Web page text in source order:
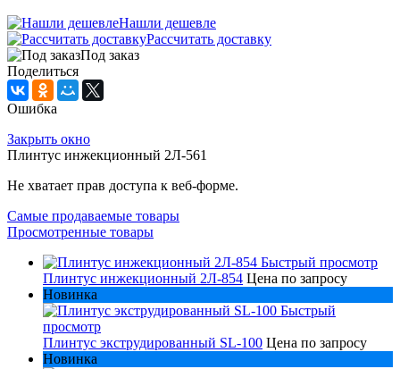
Нашли дешевле
Рассчитать доставку
Под заказ
Поделиться
Ошибка
Закрыть окно
Плинтус инжекционный 2Л-561
Не хватает прав доступа к веб-форме.
Самые продаваемые товары
Просмотренные товары
Быстрый просмотр
Плинтус инжекционный 2Л-854 Цена по запросу
Новинка
Быстрый
просмотр
Плинтус экструдированный SL-100 Цена по запросу
Новинка